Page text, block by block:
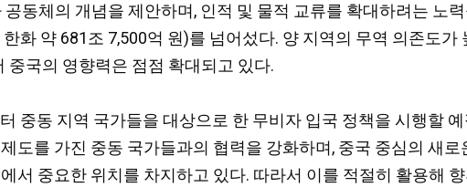
동체의 개념을 제안하며, 인적 및 물적 교류를 확대하려는 노
화 약 681조 7,500억 원)를 넘어섰다. 양 지역의 무역 의존도
국의 영향력은 점점 확대되고 있다.
중동 지역 국가들을 대상으로 한 무비자 입국 정책을 시행할
도를 가진 중동 국가들과의 협력을 강화하며, 중국 중심의 새
서 중요한 위치를 차지하고 있다. 따라서 이를 적절히 활용해